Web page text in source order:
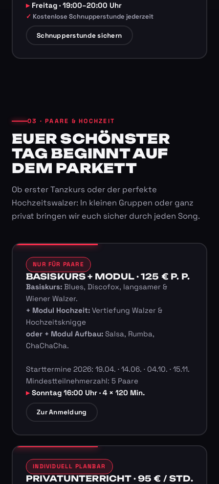
Freitag · 19:00–20:00 Uhr
Kostenlose Schnupperstunde jederzeit
Schnupperstunde sichern
03 · PAARE & HOCHZEIT
EUER SCHÖNSTER
TAG BEGINNT AUF
DEM PARKETT
Ob erster Tanzkurs oder der perfekte
Hochzeitswalzer: In kleinen Gruppen oder ganz
privat bringen wir euch sicher durch jeden Song.
NUR FÜR PAARE
BASISKURS + MODUL · 125 € P. P.
Basiskurs:Blues, Discofox, langsamer &
Wiener Walzer.
+ Modul Hochzeit:Vertiefung Walzer &
Hochzeitsknigge
oder + Modul Aufbau:Salsa, Rumba,
ChaChaCha.
Starttermine 2026: 19.04. · 14.06. · 04.10. · 15.11.
Mindestteilnehmerzahl: 5 Paare
Sonntag 16:00 Uhr · 4 × 120 Min.
Zur Anmeldung
INDIVIDUELL PLANBAR
PRIVATUNTERRICHT · 95 € / STD.